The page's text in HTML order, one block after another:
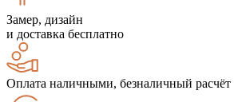
Замер, дизайн
и доставка бесплатно
Оплата наличными, безналичный расчёт